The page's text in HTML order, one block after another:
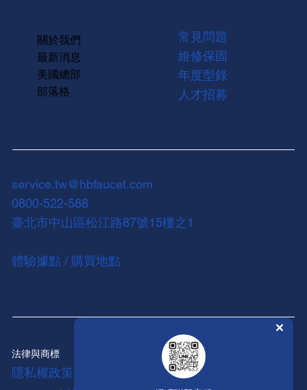
service.tw@hbfaucet.com
0800-522-588
臺北市中山區松江路87號15樓之1
體驗據點 / 購買地點
關於我們
最新消息
美國總部
部落格
常見問題
維修保固
年度型錄
人才招募
法律與商標
隱私權政策